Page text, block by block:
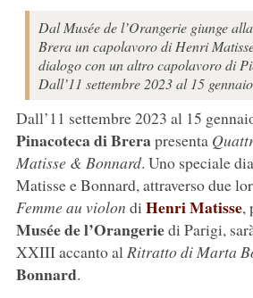
Dal Musée de l’Orangerie giunge
Brera un capolavoro di Henri
dialogo con un altro capolavoro di
Dall’11 settembre 2023 al 15
Dall’11 settembre 2023 al 15
Pinacoteca di Brerapresenta
Matisse & Bonnard. Uno speciale
Matisse e Bonnard, attraverso due
Femme au violon di Henri Matisse,
Musée de l’Orangeriedi Parigi,
XXIII accanto alRitratto di Marta
Bonnard.